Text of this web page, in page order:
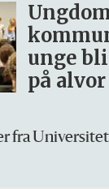
unge
på alvor
fra